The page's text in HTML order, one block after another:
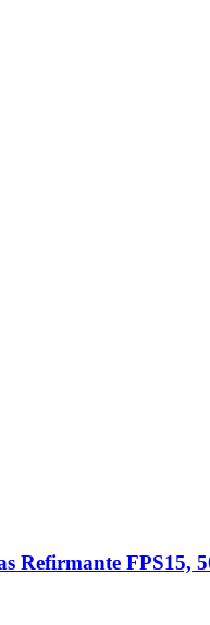
Refirmante FPS15,